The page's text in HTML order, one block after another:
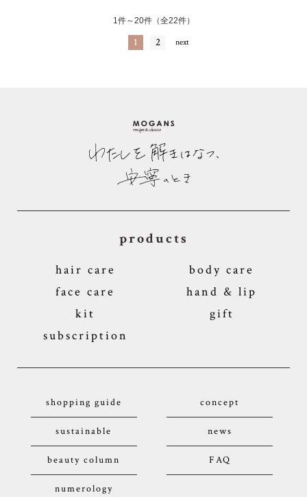
1件～20件（全22件）
1 2 next
products
hair care
body care
face care
hand & lip
kit
gift
subscription
shopping guide concept
sustainable news
beauty column FAQ
numerology